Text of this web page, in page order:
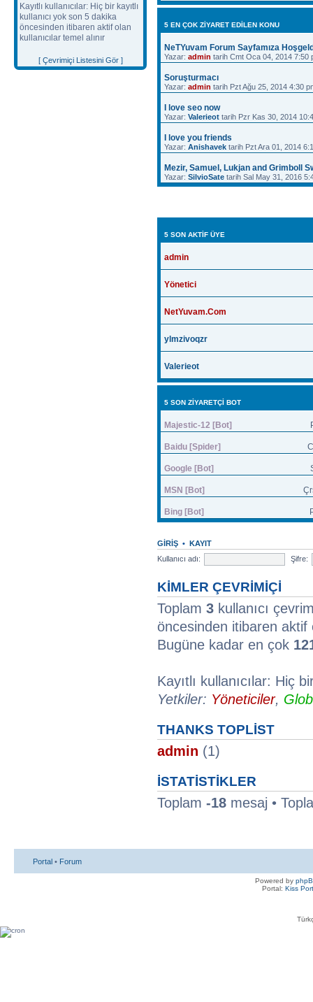
Kayıtlı kullanıcılar: Hiç bir kayıtlı
kullanıcı yok son 5 dakika
öncesinden itibaren aktif olan
kullanıcılar temel alınır
[ Çevrimiçi Listesini Gör ]
5 EN ÇOK ZIYARET EDILEN KONU
NeTYuvam Forum Sayfamıza
Yazar: admin tarih Cmt Oca 04, 2014 7:50
Soruşturmacı
Yazar: admin tarih Pzt Ağu 25, 2014 4:30
I love seo now
Yazar: Valerieot tarih Pzr Kas 30, 2014
I love you friends
Yazar: Anishavek tarih Pzt Ara 01, 2014
Mezir, Samuel, Lukjan and Grimboll
Yazar: SilvioSate tarih Sal May 31, 2016
5 SON AKTIF ÜYE
admin
Yönetici
NetYuvam.Com
ylmzivoqzr
Valerieot
5 SON ZIYARETÇI BOT
Majestic-12 [Bot]
Baidu [Spider]
Google [Bot]
MSN [Bot]
Bing [Bot]
GIRIŞ • KAYIT
Kullanıcı adı:
Şifre:
KIMLER ÇEVRIMIÇI
Toplam 3 kullanıcı
öncesinden itibaren aktif
Bugüne kadar en çok
Kayıtlı kullanıcılar: Hiç
Yetkiler: Yöneticiler,
THANKS TOPLIST
admin (1)
İSTATISTIKLER
Toplam -18 mesaj •
Portal • Forum
Powered by
Portal: Kiss